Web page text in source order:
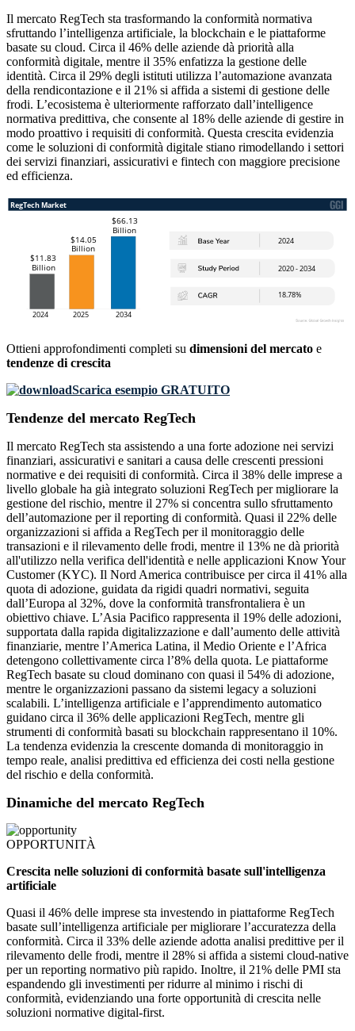
Il mercato RegTech sta trasformando la conformità normativa
sfruttando l’intelligenza artificiale, la blockchain e le piattaforme
basate su cloud. Circa il 46% delle aziende dà priorità alla
conformità digitale, mentre il 35% enfatizza la gestione delle
identità. Circa il 29% degli istituti utilizza l’automazione avanzata
della rendicontazione e il 21% si affida a sistemi di gestione delle
frodi. L’ecosistema è ulteriormente rafforzato dall’intelligence
normativa predittiva, che consente al 18% delle aziende di gestire in
modo proattivo i requisiti di conformità. Questa crescita evidenzia
come le soluzioni di conformità digitale stiano rimodellando i settori
dei servizi finanziari, assicurativi e fintech con maggiore precisione
ed efficienza.
Ottieni approfondimenti completi su dimensioni del mercato e
tendenze di crescita
Scarica esempio GRATUITO
Tendenze del mercato RegTech
Il mercato RegTech sta assistendo a una forte adozione nei servizi
finanziari, assicurativi e sanitari a causa delle crescenti pressioni
normative e dei requisiti di conformità. Circa il 38% delle imprese a
livello globale ha già integrato soluzioni RegTech per migliorare la
gestione del rischio, mentre il 27% si concentra sullo sfruttamento
dell’automazione per il reporting di conformità. Quasi il 22% delle
organizzazioni si affida a RegTech per il monitoraggio delle
transazioni e il rilevamento delle frodi, mentre il 13% ne dà priorità
all'utilizzo nella verifica dell'identità e nelle applicazioni Know Your
Customer (KYC). Il Nord America contribuisce per circa il 41% alla
quota di adozione, guidata da rigidi quadri normativi, seguita
dall’Europa al 32%, dove la conformità transfrontaliera è un
obiettivo chiave. L’Asia Pacifico rappresenta il 19% delle adozioni,
supportata dalla rapida digitalizzazione e dall’aumento delle attività
finanziarie, mentre l’America Latina, il Medio Oriente e l’Africa
detengono collettivamente circa l’8% della quota. Le piattaforme
RegTech basate su cloud dominano con quasi il 54% di adozione,
mentre le organizzazioni passano da sistemi legacy a soluzioni
scalabili. L’intelligenza artificiale e l’apprendimento automatico
guidano circa il 36% delle applicazioni RegTech, mentre gli
strumenti di conformità basati su blockchain rappresentano il 10%.
La tendenza evidenzia la crescente domanda di monitoraggio in
tempo reale, analisi predittiva ed efficienza dei costi nella gestione
del rischio e della conformità.
Dinamiche del mercato RegTech
OPPORTUNITÀ
Crescita nelle soluzioni di conformità basate sull'intelligenza
artificiale
Quasi il 46% delle imprese sta investendo in piattaforme RegTech
basate sull’intelligenza artificiale per migliorare l’accuratezza della
conformità. Circa il 33% delle aziende adotta analisi predittive per il
rilevamento delle frodi, mentre il 28% si affida a sistemi cloud-native
per un reporting normativo più rapido. Inoltre, il 21% delle PMI sta
espandendo gli investimenti per ridurre al minimo i rischi di
conformità, evidenziando una forte opportunità di crescita nelle
soluzioni normative digital-first.